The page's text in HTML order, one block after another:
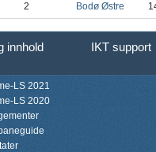
2 Bodø Østre
innhold IKT support
LS 2021
LS 2020